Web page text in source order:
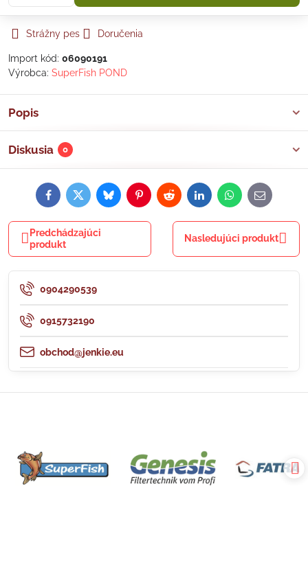
Strážny pes Doručenia
Import kód: 06090191
Výrobca: SuperFish POND
Popis
Diskusia 0
FacebookTwitterBlueskyPinterestRedditLinkedInWhatsApp
E-
mail
Predchádzajúci
produkt
Nasledujúci produkt
0904290539
0915732190
obchod@jenkie.eu